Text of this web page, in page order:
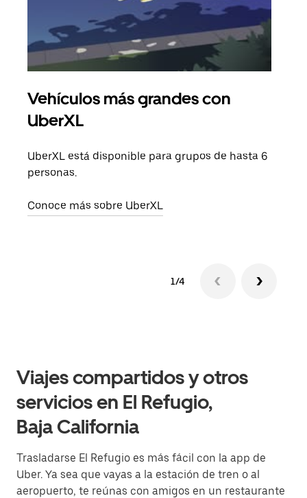
Vehículos más grandes con
UberXL
UberXL está disponible para grupos de hasta 6
personas.
Conoce más sobre UberXL
1/4
Viajes compartidos y otros
servicios en El Refugio,
Baja California
Trasladarse El Refugio es más fácil con la app de
Uber. Ya sea que vayas a la estación de tren o al
aeropuerto, te reúnas con amigos en un restaurante